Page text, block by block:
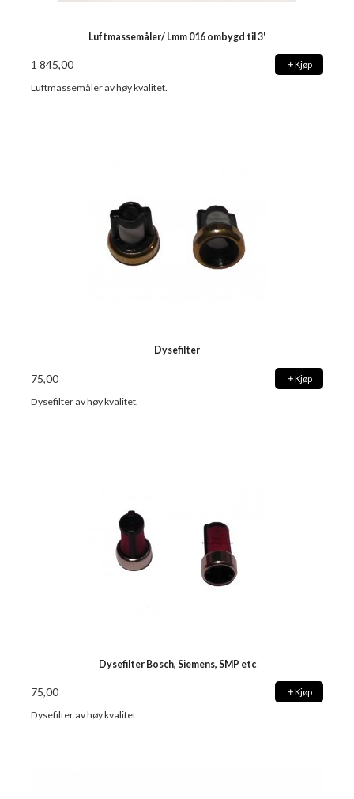
Luftmassemåler/ Lmm 016 ombygd til 3'
1 845,00 Kjøp
Luftmassemåler av høy kvalitet.
Dysefilter
75,00 Kjøp
Dysefilter av høy kvalitet.
Dysefilter Bosch, Siemens, SMP etc
75,00 Kjøp
Dysefilter av høy kvalitet.